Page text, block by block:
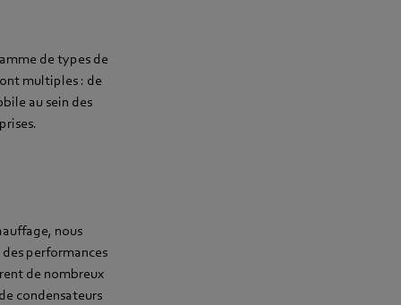
de types de
multiples : de
au sein des
nous
performances
de nombreux
condensateurs